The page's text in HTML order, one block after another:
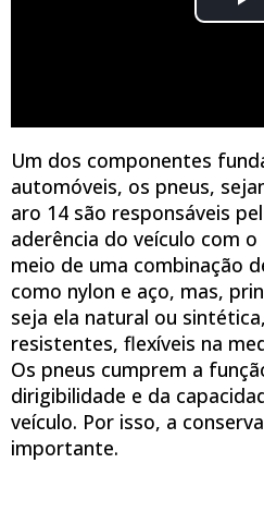
Um dos componentes
automóveis, os pneus,
aro 14 são responsáveis
aderência do veículo com
meio de uma combinação
como nylon e aço, mas,
seja ela natural ou
resistentes, flexíveis na
Os pneus cumprem a
dirigibilidade e da
veículo. Por isso, a
importante.